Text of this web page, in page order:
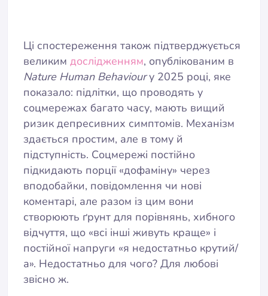
Ці спостереження також підтверджується
великим дослідженням, опублікованим в
Nature Human Behaviourу 2025 році, яке
показало: підлітки, що проводять у
соцмережах багато часу, мають вищий
ризик депресивних симптомів. Механізм
здається простим, але в тому й
підступність. Соцмережі постійно
підкидають порції «дофаміну» через
вподобайки, повідомлення чи нові
коментарі, але разом із цим вони
створюють ґрунт для порівнянь, хибного
відчуття, що «всі інші живуть краще» і
постійної напруги «я недостатньо крутий/
а». Недостатньо для чого? Для любові
звісно ж.